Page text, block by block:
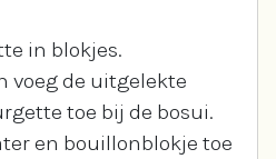
in blokjes.
voeg de uitgelekte
toe bij de bosui.
en bouillonblokje toe